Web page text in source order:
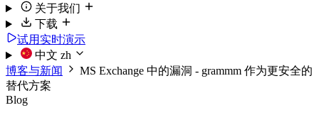
关于我们
下载
试用实时演示
中文 zh
博客与新闻
MS Exchange 中的漏洞 - grammm 作为更安全的
替代方案
Blog